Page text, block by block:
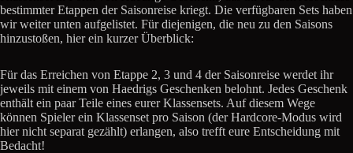
bestimmter Etappen der Saisonreise kriegt. Die verfügbaren Sets haben
wir weiter unten aufgelistet. Für diejenigen, die neu zu den Saisons
hinzustoßen, hier ein kurzer Überblick:
Für das Erreichen von Etappe 2, 3 und 4 der Saisonreise werdet ihr
jeweils mit einem von Haedrigs Geschenken belohnt. Jedes Geschenk
enthält ein paar Teile eines eurer Klassensets. Auf diesem Wege
können Spieler ein Klassenset pro Saison (der Hardcore-Modus wird
hier nicht separat gezählt) erlangen, also trefft eure Entscheidung mit
Bedacht!